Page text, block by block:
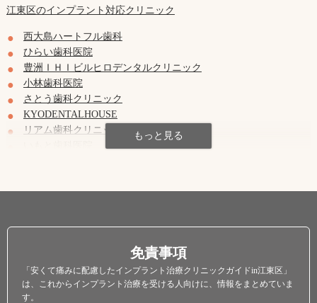
江東区のインプラント対応クリニック
西大島ハートフル歯科
ひらい歯科医院
豊洲ＩＨＩビルヒロデンタルクリニック
小林歯科医院
さとう歯科クリニック
KYODENTALHOUSE
リアム歯科クリニック東大島
免責事項
「安くて痛みに配慮したインプラント治療クリニックガイドin江東区」
は、これからインプラント治療を受ける人向けに、情報をまとめていま
す。